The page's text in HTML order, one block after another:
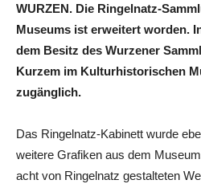
WURZEN. Die Ringelnatz-
Museums ist erweitert worden.
dem Besitz des Wurzener
Kurzem im Kulturhistorischen
zugänglich.
Das Ringelnatz-Kabinett wurde
weitere Grafiken aus dem
acht von Ringelnatz gestalteten